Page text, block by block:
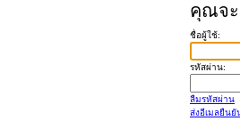
คุณจะ
ชื่อผู้ใช้:
รหัสผ่าน:
ลืมรหัสผ่าน
ส่งอีเมลยืนยั